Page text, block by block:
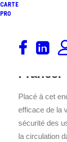
CARTE
PRO
dans le
France.
Placé à cet
efficace de la
sécurité des
la circulation